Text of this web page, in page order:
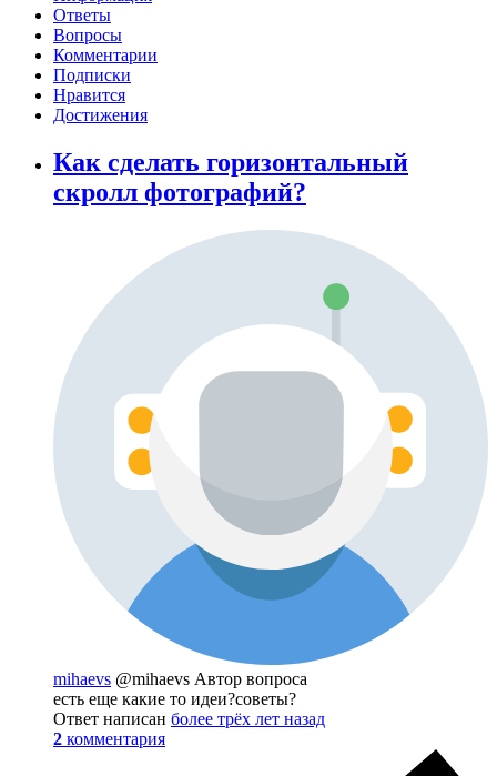
Ответы
Вопросы
Комментарии
Подписки
Нравится
Достижения
Как сделать горизонтальный
скролл фотографий?
mihaevs @mihaevs Автор вопроса
есть еще какие то идеи?советы?
Ответ написан более трёх лет назад
2 комментария